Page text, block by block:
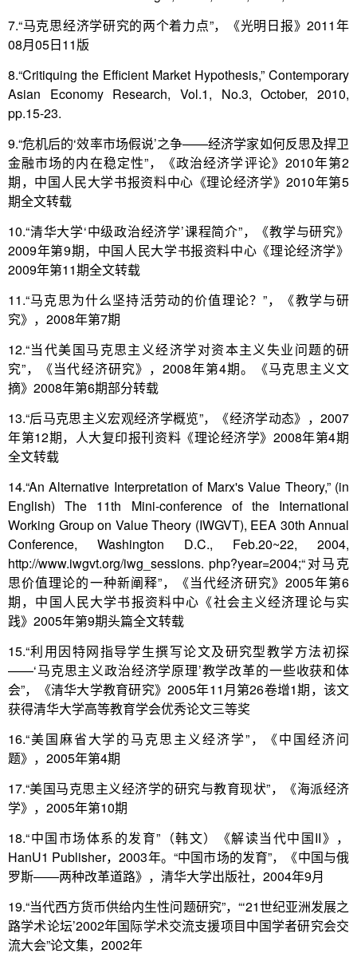
7.“马克思经济学研究的两个着力点”，《光明日报》2011年
08月05日11版
8.“Critiquing the Efficient Market Hypothesis,” Contemporary
Asian Economy Research, Vol.1, No.3, October, 2010,
pp.15-23.
9.“危机后的‘效率市场假说’之争——经济学家如何反思及捍卫
金融市场的内在稳定性”，《政治经济学评论》2010年第2
期，中国人民大学书报资料中心《理论经济学》2010年第5
期全文转载
10.“清华大学‘中级政治经济学’课程简介”，《教学与研究》
2009年第9期，中国人民大学书报资料中心《理论经济学》
2009年第11期全文转载
11.“马克思为什么坚持活劳动的价值理论？”，《教学与研
究》，2008年第7期
12.“当代美国马克思主义经济学对资本主义失业问题的研
究”，《当代经济研究》，2008年第4期。《马克思主义文
摘》2008年第6期部分转载
13.“后马克思主义宏观经济学概览”，《经济学动态》，2007
年第12期，人大复印报刊资料《理论经济学》2008年第4期
全文转载
14.“An Alternative Interpretation of Marx's Value Theory,” (in
English) The 11th Mini-conference of the International
Working Group on Value Theory (IWGVT), EEA 30th Annual
Conference, Washington D.C., Feb.20~22, 2004,
http://www.iwgvt.org/iwg_sessions. php?year=2004;“对马克
思价值理论的一种新阐释”，《当代经济研究》2005年第6
期，中国人民大学书报资料中心《社会主义经济理论与实
践》2005年第9期头篇全文转载
15.“利用因特网指导学生撰写论文及研究型教学方法初探
——‘马克思主义政治经济学原理’教学改革的一些收获和体
会”，《清华大学教育研究》2005年11月第26卷增1期，该文
获得清华大学高等教育学会优秀论文三等奖
16.“美国麻省大学的马克思主义经济学”，《中国经济问
题》，2005年第4期
17.“美国马克思主义经济学的研究与教育现状”，《海派经济
学》，2005年第10期
18.“中国市场体系的发育”（韩文）《解读当代中国II》，
HanU1 Publisher，2003年。“中国市场的发育”，《中国与俄
罗斯――两种改革道路》，清华大学出版社，2004年9月
19.“当代西方货币供给内生性问题研究”，“‘21世纪亚洲发展之
路学术论坛’2002年国际学术交流支援项目中国学者研究会交
流大会”论文集，2002年